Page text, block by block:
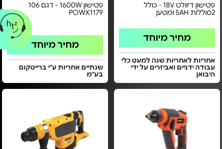
פטישון דיוולט 18V - כולל
2סוללות 5AH ומטען
מחיר מיוחד
אחריות לאחריות שנה למעט כלי
עבודה ידניים ואביזרים על ידי
היבואן
פטישון 1600W - דגם 106
POWX1179
מחיר מיוחד
שנתיים אחריות ע"י ברייטקום
בע"מ